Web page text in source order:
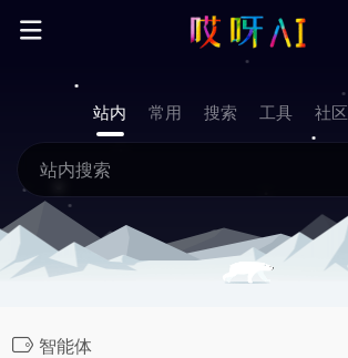
站内 常用 搜索 工具 社区
智能体